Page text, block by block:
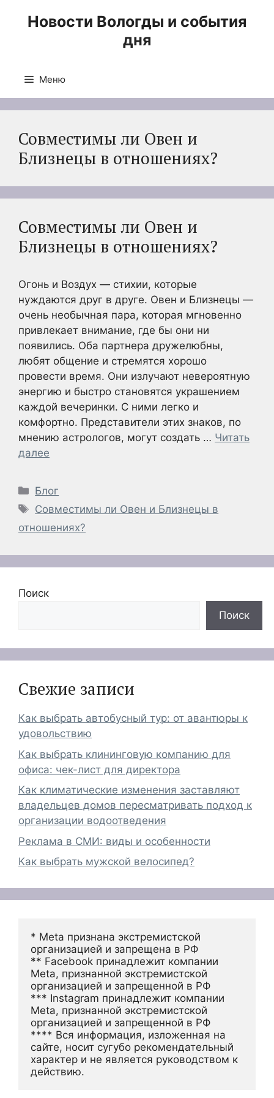
Новости Вологды и события
дня
Меню
Совместимы ли Овен и
Близнецы в отношениях?
Совместимы ли Овен и
Близнецы в отношениях?
Огонь и Воздух — стихии, которые
нуждаются друг в друге. Овен и Близнецы —
очень необычная пара, которая мгновенно
привлекает внимание, где бы они ни
появились. Оба партнера дружелюбны,
любят общение и стремятся хорошо
провести время. Они излучают невероятную
энергию и быстро становятся украшением
каждой вечеринки. С ними легко и
комфортно. Представители этих знаков, по
мнению астрологов, могут создать … Читать
далее
Рубрики
Блог
Метки
Совместимы ли Овен и Близнецы в
отношениях?
Поиск
Поиск
Свежие записи
Как выбрать автобусный тур: от авантюры к
удовольствию
Как выбрать клининговую компанию для
офиса: чек-лист для директора
Как климатические изменения заставляют
владельцев домов пересматривать подход к
организации водоотведения
Реклама в СМИ: виды и особенности
Как выбрать мужской велосипед?
* Meta признана экстремистской
организацией и запрещена в РФ
** Facebook принадлежит компании
Meta, признанной экстремистской
организацией и запрещенной в РФ
*** Instagram принадлежит компании
Meta, признанной экстремистской
организацией и запрещенной в РФ
**** Вся информация, изложенная на
сайте, носит сугубо рекомендательный
характер и не является руководством к
действию.